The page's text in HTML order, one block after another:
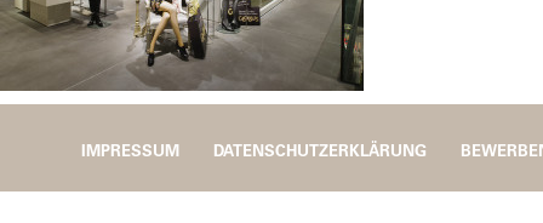
IMPRESSUM DATENSCHUTZERKLÄRUNG